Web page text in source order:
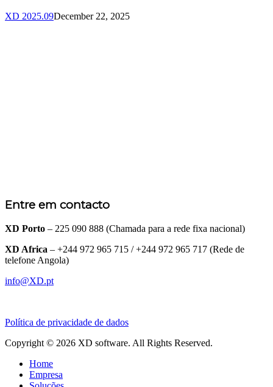
XD 2025.09December 22, 2025
Entre em contacto
XD Porto – 225 090 888 (Chamada para a rede fixa nacional)
XD Africa – +244 972 965 715 / +244 972 965 717 (Rede de
telefone Angola)
info@XD.pt
Política de privacidade de dados
Copyright © 2026 XD software. All Rights Reserved.
Home
Empresa